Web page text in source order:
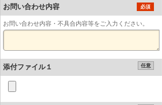
お問い合わせ内容 必須
お問い合わせ内容・不具合内容等をご入力ください。
添付ファイル１ 任意